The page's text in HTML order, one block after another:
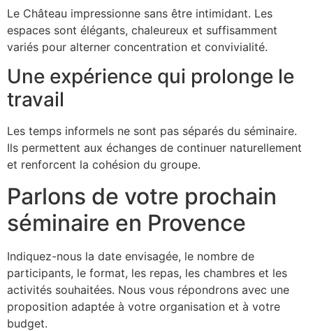
Le Château impressionne sans être intimidant. Les
espaces sont élégants, chaleureux et suffisamment
variés pour alterner concentration et convivialité.
Une expérience qui prolonge le
travail
Les temps informels ne sont pas séparés du séminaire.
Ils permettent aux échanges de continuer naturellement
et renforcent la cohésion du groupe.
Parlons de votre prochain
séminaire en Provence
Indiquez-nous la date envisagée, le nombre de
participants, le format, les repas, les chambres et les
activités souhaitées. Nous vous répondrons avec une
proposition adaptée à votre organisation et à votre
budget.